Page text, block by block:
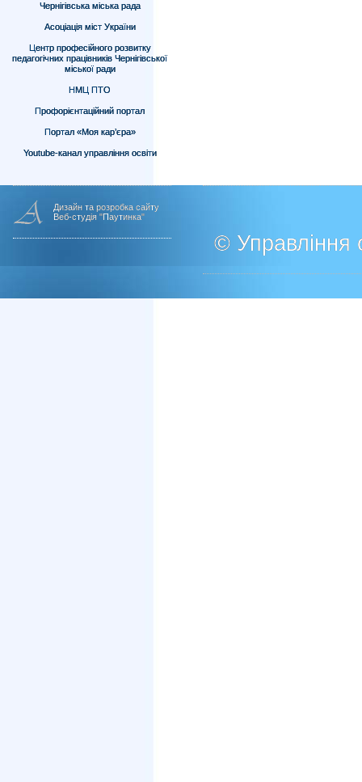
Чернігівська міська рада
Асоціація міст України
Центр професійного розвитку
педагогічних працівників Чернігівської
міської ради
НМЦ ПТО
Профорієнтаційний портал
Портал «Моя кар’єра»
Youtube-канал управління освіти
Дизайн та розробка сайту
Веб-студія "Паутинка"
© Управління